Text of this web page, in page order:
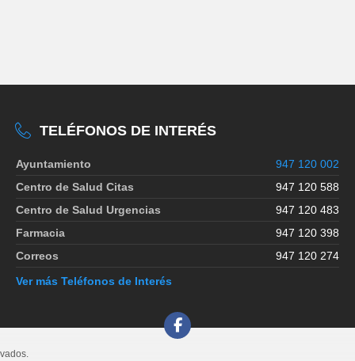
TELÉFONOS DE INTERÉS
Ayuntamiento
947 120 002
Centro de Salud Citas
947 120 588
Centro de Salud Urgencias
947 120 483
Farmacia
947 120 398
Correos
947 120 274
Ver más Teléfonos de Interés